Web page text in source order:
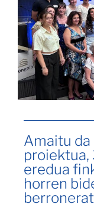
Amaitu da
proiektua,
eredua
horren